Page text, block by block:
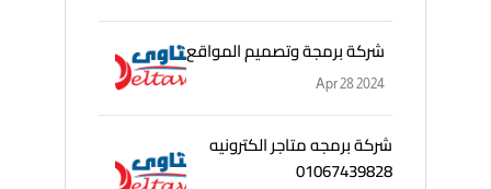
شركة برمجة وتصميم المواقع
Apr 28 2024
شركة برمجه متاجر الكترونيه
01067439828